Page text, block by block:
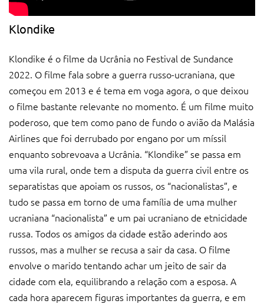
Klondike
Klondike é o filme da Ucrânia no Festival de Sundance
2022. O filme fala sobre a guerra russo-ucraniana, que
começou em 2013 e é tema em voga agora, o que deixou
o filme bastante relevante no momento. É um filme muito
poderoso, que tem como pano de fundo o avião da Malásia
Airlines que foi derrubado por engano por um míssil
enquanto sobrevoava a Ucrânia. “Klondike” se passa em
uma vila rural, onde tem a disputa da guerra civil entre os
separatistas que apoiam os russos, os “nacionalistas”, e
tudo se passa em torno de uma família de uma mulher
ucraniana “nacionalista” e um pai ucraniano de etnicidade
russa. Todos os amigos da cidade estão aderindo aos
russos, mas a mulher se recusa a sair da casa. O filme
envolve o marido tentando achar um jeito de sair da
cidade com ela, equilibrando a relação com a esposa. A
cada hora aparecem figuras importantes da guerra, e em